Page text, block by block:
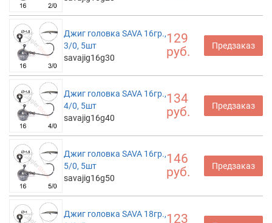
Джиг головка SAVA 16гр.,
3/0, 5шт
savajig16g30
129
руб.
Предзаказ
Джиг головка SAVA 16гр.,
4/0, 5шт
savajig16g40
134
руб.
Предзаказ
Джиг головка SAVA 16гр.,
5/0, 5шт
savajig16g50
146
руб.
Предзаказ
Джиг головка SAVA 18гр.,123